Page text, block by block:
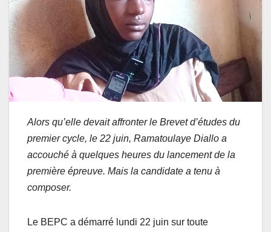
Alors qu’elle devait affronter le Brevet d’études du
premier cycle, le 22 juin, Ramatoulaye Diallo a
accouché à quelques heures du lancement de la
première épreuve. Mais la candidate a tenu à
composer.
Le BEPC a démarré lundi 22 juin sur toute